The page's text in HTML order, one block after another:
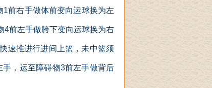
1前右手做体前变向运球换为左
4前左手做胯下变向运球换为右
速推进行进间上篮，未中篮须
手，运至障碍物3前左手做背后